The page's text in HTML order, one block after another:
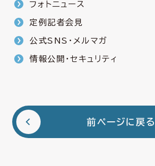
フォトニュース
定例記者会見
公式SNS・メルマガ
情報公開・セキュリティ
前ページに戻る